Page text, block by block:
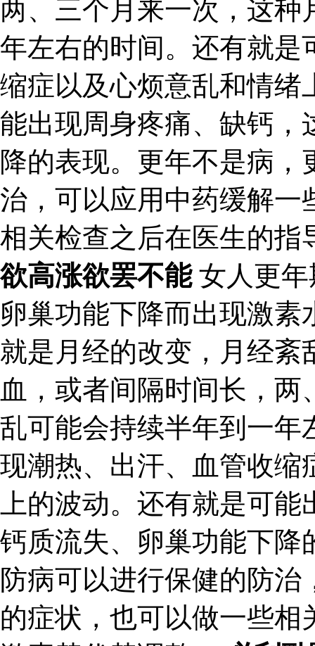
两、三个月来一次，这种
年左右的时间。还有就是
缩症以及心烦意乱和情绪
能出现周身疼痛、缺钙，
降的表现。更年不是病
治，可以应用中药缓解一
相关检查之后在医生的
欲高涨欲罢不能女人更年
卵巢功能下降而出现激
就是月经的改变，月经紊
血，或者间隔时间长，
乱可能会持续半年到一年
现潮热、出汗、血管收缩
上的波动。还有就是可
钙质流失、卵巢功能下降
防病可以进行保健的防
的症状，也可以做一些